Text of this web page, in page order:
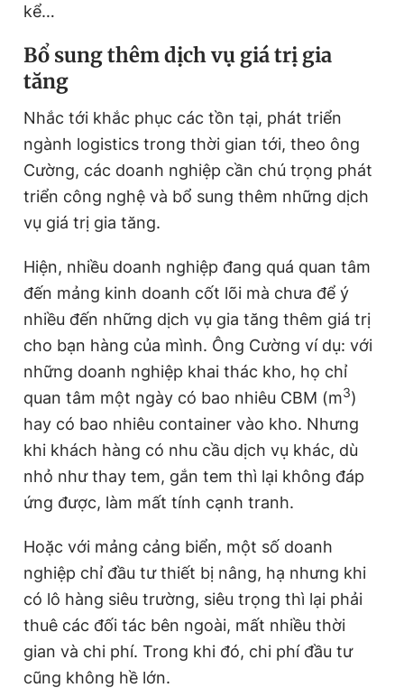
kể…
Bổ sung thêm dịch vụ giá trị gia
tăng
Nhắc tới khắc phục các tồn tại, phát triển
ngành logistics trong thời gian tới, theo ông
Cường, các doanh nghiệp cần chú trọng phát
triển công nghệ và bổ sung thêm những dịch
vụ giá trị gia tăng.
Hiện, nhiều doanh nghiệp đang quá quan tâm
đến mảng kinh doanh cốt lõi mà chưa để ý
nhiều đến những dịch vụ gia tăng thêm giá trị
cho bạn hàng của mình. Ông Cường ví dụ: với
những doanh nghiệp khai thác kho, họ chỉ
quan tâm một ngày có bao nhiêu CBM (m3)
hay có bao nhiêu container vào kho. Nhưng
khi khách hàng có nhu cầu dịch vụ khác, dù
nhỏ như thay tem, gắn tem thì lại không đáp
ứng được, làm mất tính cạnh tranh.
Hoặc với mảng cảng biển, một số doanh
nghiệp chỉ đầu tư thiết bị nâng, hạ nhưng khi
có lô hàng siêu trường, siêu trọng thì lại phải
thuê các đối tác bên ngoài, mất nhiều thời
gian và chi phí. Trong khi đó, chi phí đầu tư
cũng không hề lớn.